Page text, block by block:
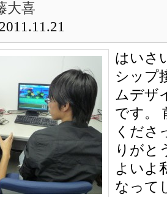
大喜
はいさ
シップ
ムデザ
です。
くださ
りがと
よいよ
なって